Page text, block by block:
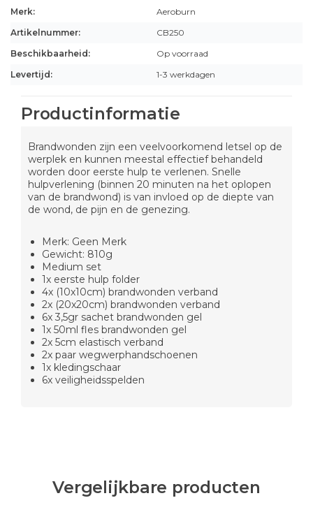
Merk:
Aeroburn
Artikelnummer:
CB250
Beschikbaarheid:
Op voorraad
Levertijd:
1-3 werkdagen
Productinformatie
Brandwonden zijn een veelvoorkomend letsel op de
werplek en kunnen meestal effectief behandeld
worden door eerste hulp te verlenen. Snelle
hulpverlening (binnen 20 minuten na het oplopen
van de brandwond) is van invloed op de diepte van
de wond, de pijn en de genezing.
Merk: Geen Merk
Gewicht: 810g
Medium set
1x eerste hulp folder
4x (10x10cm) brandwonden verband
2x (20x20cm) brandwonden verband
6x 3,5gr sachet brandwonden gel
1x 50ml fles brandwonden gel
2x 5cm elastisch verband
2x paar wegwerphandschoenen
1x kledingschaar
6x veiligheidsspelden
Vergelijkbare producten